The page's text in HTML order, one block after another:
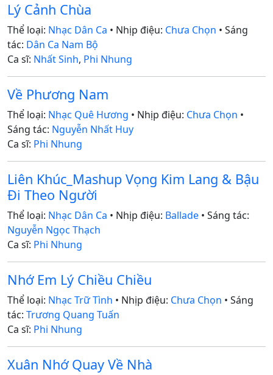
Lý Cảnh Chùa
Thể loại: Nhạc Dân Ca • Nhịp điệu: Chưa Chọn • Sáng
tác: Dân Ca Nam Bộ
Ca sĩ: Nhất Sinh, Phi Nhung
Về Phương Nam
Thể loại: Nhạc Quê Hương • Nhịp điệu: Chưa Chọn •
Sáng tác: Nguyễn Nhất Huy
Ca sĩ: Phi Nhung
Liên Khúc_Mashup Vọng Kim Lang & Bậu
Đi Theo Người
Thể loại: Nhạc Dân Ca • Nhịp điệu: Ballade • Sáng tác:
Nguyễn Ngọc Thạch
Ca sĩ: Phi Nhung
Nhớ Em Lý Chiều Chiều
Thể loại: Nhạc Trữ Tình • Nhịp điệu: Chưa Chọn • Sáng
tác: Trương Quang Tuấn
Ca sĩ: Phi Nhung
Xuân Nhớ Quay Về Nhà